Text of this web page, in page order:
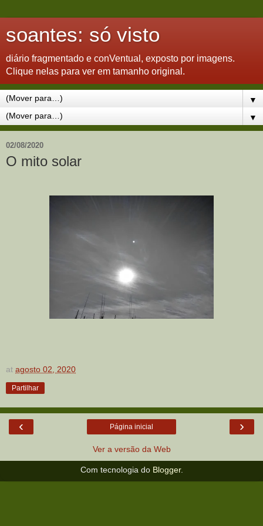
soantes: só visto
diário fragmentado e conVentual, exposto por imagens.
Clique nelas para ver em tamanho original.
▼
▼
02/08/2020
O mito solar
at agosto 02, 2020
Partilhar
‹ ›
Página inicial
Ver a versão da Web
Com tecnologia do Blogger.